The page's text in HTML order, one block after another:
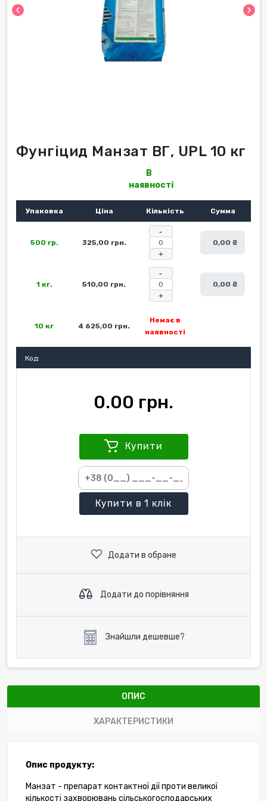
chevron_left chevron_right
Фунгіцид Манзат ВГ, UPL 10 кг
В
наявності
Упаковка Ціна Кількість Сумма
500 гр.
325,00 грн.
+
0,00 ₴
1 кг.
510,00 грн.
+
0,00 ₴
10 кг 4 625,00 грн.
Немає в
наявності
Код:
0.00 грн.
Купити
Купити в 1 клік
Додати в обране
Додати до порівняння
Знайшли дешевше?
ОПИС
ХАРАКТЕРИСТИКИ
Опис продукту:
Манзат - препарат контактноїдіїпроти великої
кількості захворювань сільськогосподарських